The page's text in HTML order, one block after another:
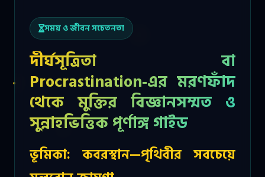
সময় ও জীবন সচেতনতা
দীর্ঘসূত্রিতা বা
Procrastination-এর মরণফাঁদ
থেকে মুক্তির বিজ্ঞানসম্মত ও
সুন্নাহভিত্তিক পূর্ণাঙ্গ গাইড
ভূমিকা: কবরস্থান—পৃথিবীর সবচেয়ে